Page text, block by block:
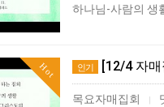
Hot 인기 [12/4 자
목요자매집회